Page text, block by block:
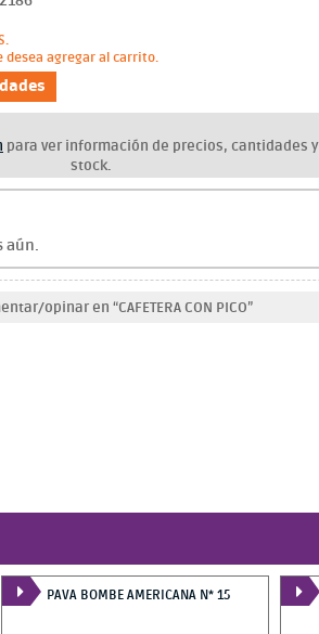
desea agregar al carrito.
para ver información de precios, cantidades y
stock.
aún.
opinar en “CAFETERA CON PICO”
PAVA BOMBE AMERICANA N* 15